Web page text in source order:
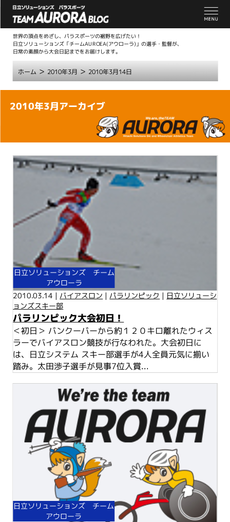
世界の頂点をめざし、パラスポーツの裾野を広げたい！
日立ソリューションズ「チームAUROEA(アウローラ)」の選手・監督が、
日常の素顔から大会日記までをお届けします。
ホーム> 2010年3月 > 2010年3月14日
本
2010年3月アーカイブ
日立ソリューションズ チーム
アウローラ
2010.03.14 | バイアスロン | パラリンピック | 日立ソリューシ
ョンズスキー部
パラリンピック大会初日！
＜初日＞ バンクーバーから約１２０キロ離れたウィス
ラーでバイアスロン競技が行なわれた。大会初日に
は、日立システム スキー部選手が4人全員元気に揃い
踏み。太田渉子選手が見事7位入賞...
日立ソリューションズ チーム
アウローラ